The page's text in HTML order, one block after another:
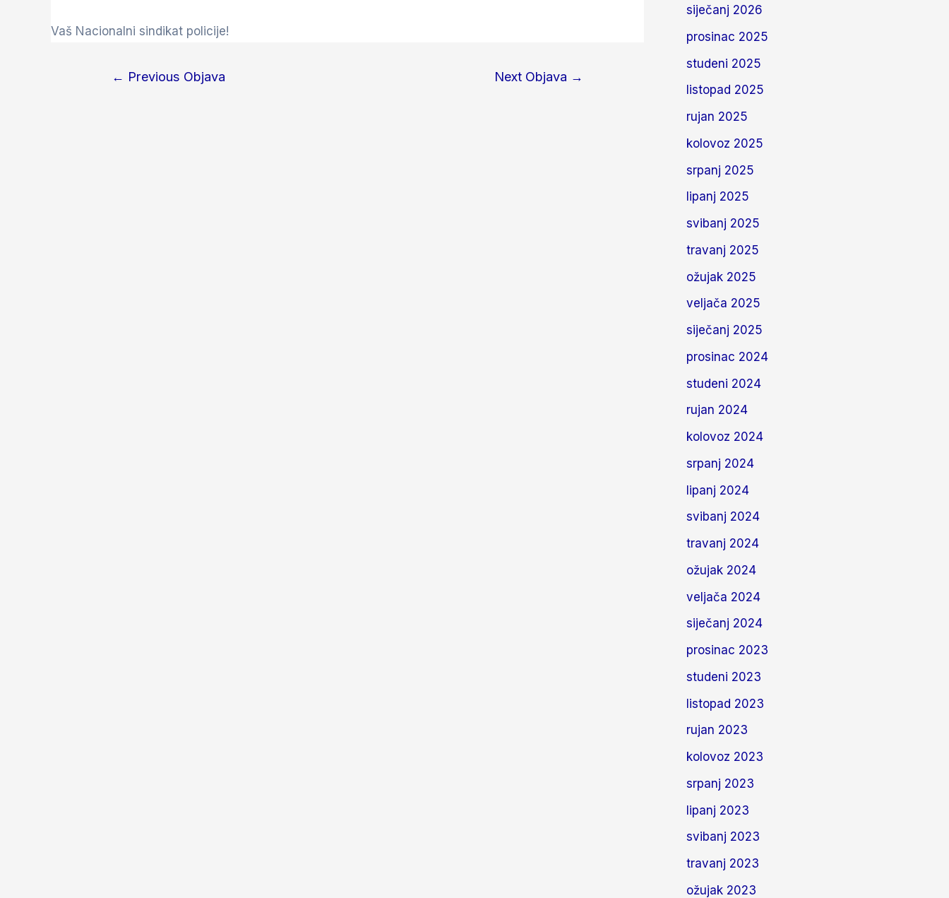
Vaš Nacionalni sindikat policije!
← Previous Objava Next Objava →
siječanj 2026
prosinac 2025
studeni 2025
listopad 2025
rujan 2025
kolovoz 2025
srpanj 2025
lipanj 2025
svibanj 2025
travanj 2025
ožujak 2025
veljača 2025
siječanj 2025
prosinac 2024
studeni 2024
rujan 2024
kolovoz 2024
srpanj 2024
lipanj 2024
svibanj 2024
travanj 2024
ožujak 2024
veljača 2024
siječanj 2024
prosinac 2023
studeni 2023
listopad 2023
rujan 2023
kolovoz 2023
srpanj 2023
lipanj 2023
svibanj 2023
travanj 2023
ožujak 2023